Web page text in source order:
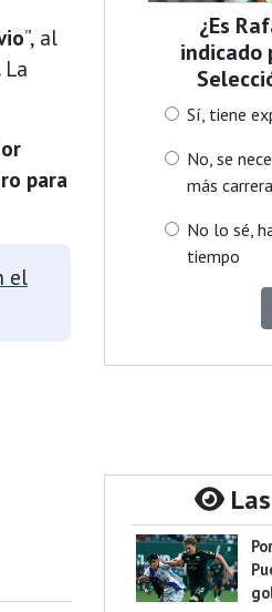
”, al
La
para
el
¿Es
indicado
Sí, tiene
No, se
más carrera
No lo sé,
tiempo